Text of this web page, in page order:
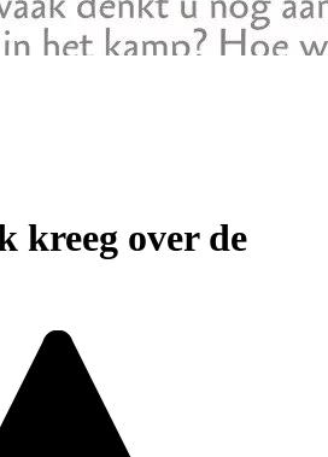
kreeg over de